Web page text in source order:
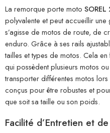
La remorque porte moto SOREL
polyvalente et peut accueillir une
s’agisse de motos de route, de
enduro. Grâce à ses rails
tailles et types de motos. Cela
qui possèdent plusieurs motos
transporter différentes motos
conçus pour être robustes et
que soit sa taille ou son poids.
Facilité d’Entretien et